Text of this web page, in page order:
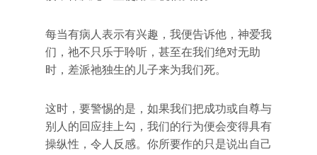
每当有病人表示有兴趣，我便告诉他，神爱我
们，祂不只乐于聆听，甚至在我们绝对无助
时，差派祂独生的儿子来为我们死。
这时，要警惕的是，如果我们把成功或自尊与
别人的回应挂上勾，我们的行为便会变得具有
操纵性，令人反感。你所要作的只是说出自己